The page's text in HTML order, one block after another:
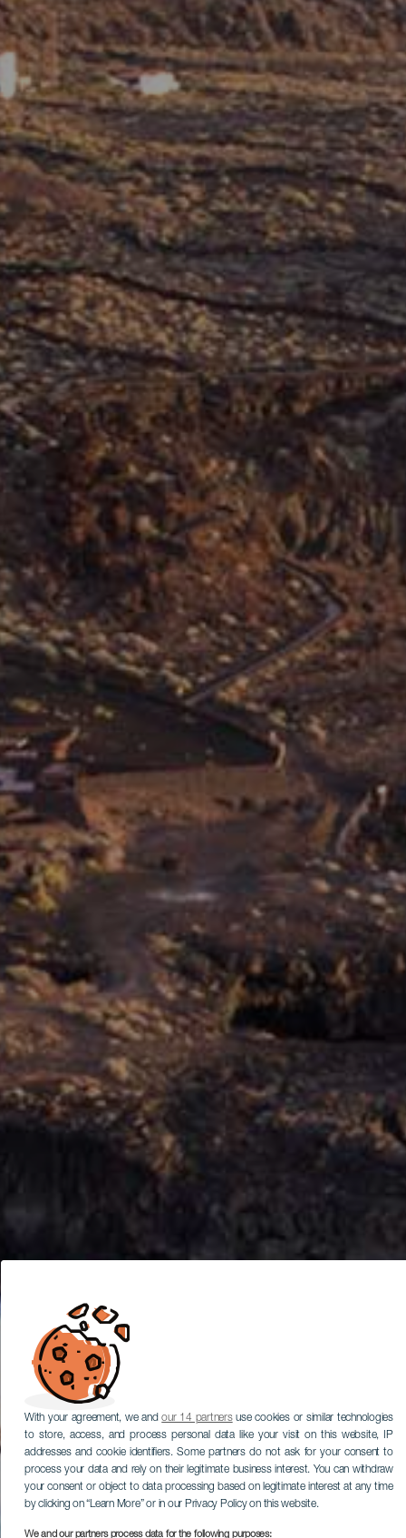
With your agreement, we andour 14 partnersuse cookies or similar technologies
to store, access, and process personal data like your visit on this website, IP
addresses and cookie identifiers. Some partners do not ask for your consent to
process your data and rely on their legitimate business interest. You can withdraw
your consent or object to data processing based on legitimate interest at any time
by clicking on “Learn More” or in our Privacy Policy on this website.
We and our partners process data for the following purposes: